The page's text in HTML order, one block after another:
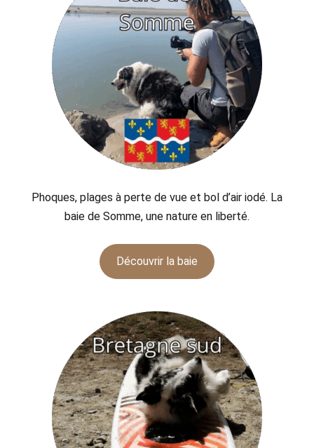
Phoques, plages à perte de vue et bol d’air iodé. La
baie de Somme, une nature en liberté.
Découvrir la baie